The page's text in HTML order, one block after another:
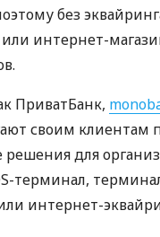
без
или интернет-
ПриватБанк,
своим клиентам
решения для
терминал,
интернет-